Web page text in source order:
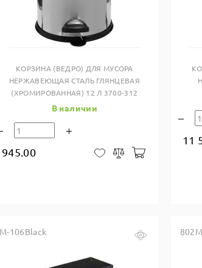
Купить в один клик
КОРЗИНА (ВЕДРО) ДЛЯ МУСОРА
НЕРЖАВЕЮЩАЯ СТАЛЬ ГЛЯНЦЕВАЯ
(ХРОМИРОВАННАЯ) 12 Л 3700-312
В наличии
945.00 В закладки
Сравнить
11
M-106Black 802M